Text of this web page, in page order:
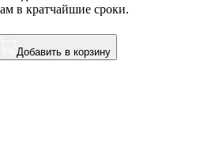
в кратчайшие сроки.
Добавить в корзину